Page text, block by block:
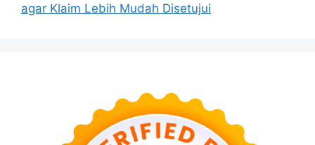
agar Klaim Lebih Mudah Disetujui